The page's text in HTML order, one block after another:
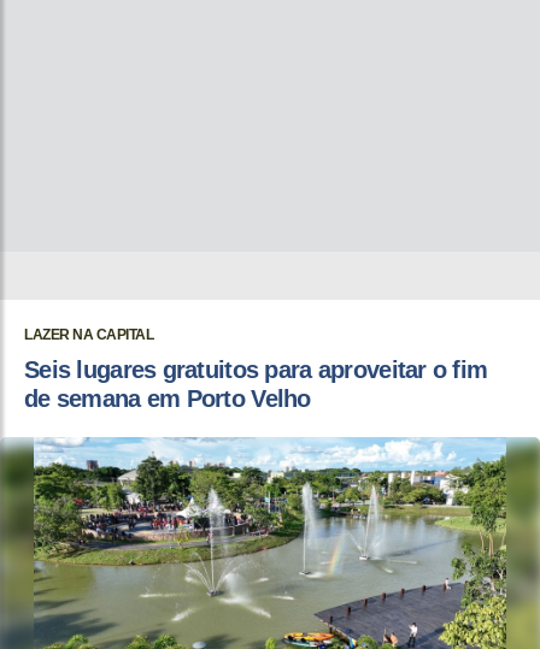
LAZER NA CAPITAL
Seis lugares gratuitos para aproveitar o fim
de semana em Porto Velho